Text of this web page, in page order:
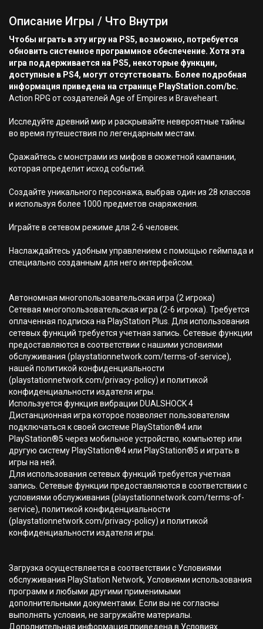
Описание Игры / Что Внутри
Чтобы играть в эту игру на PS5, возможно, потребуется
обновить системное программное обеспечение. Хотя эта
игра поддерживается на PS5, некоторые функции,
доступные в PS4, могут отсутствовать. Более подробная
информация приведена на странице PlayStation.com/bc.
Action RPG от создателей Age of Empires и Braveheart.
Исследуйте древний мир и раскрывайте невероятные тайны
во время путешествия по легендарным местам.
Сражайтесь с монстрами из мифов в сюжетной кампании,
которая определит исход событий.
Создайте уникального персонажа, выбрав один из 28 классов
и используя более 1000 предметов снаряжения.
Играйте в сетевом режиме для 2-6 человек.
Наслаждайтесь удобным управлением с помощью геймпада и
специально созданным для него интерфейсом.
Автономная многопользовательская игра (2 игрока)
Сетевая многопользовательская игра (2-6 игрока). Требуется
оплаченная подписка на PlayStation Plus. Для использования
сетевых функций требуется учетная запись. Сетевые функции
предоставляются в соответствии с нашими условиями
обслуживания (playstationnetwork.com/terms-of-service),
нашей политикой конфиденциальности
(playstationnetwork.com/privacy-policy) и политикой
конфиденциальности издателя игры.
Используется функция вибрации DUALSHOCK 4
Дистанционная игра которое позволяет пользователям
подключаться к своей системе PlayStation®4 или
PlayStation®5 через мобильное устройство, компьютер или
другую систему PlayStation®4 или PlayStation®5 и играть в
игры на ней.
Для использования сетевых функций требуется учетная
запись. Сетевые функции предоставляются в соответствии с
условиями обслуживания (playstationnetwork.com/terms-of-
service), политикой конфиденциальности
(playstationnetwork.com/privacy-policy) и политикой
конфиденциальности издателя игры.
Загрузка осуществляется в соответствии с Условиями
обслуживания PlayStation Network, Условиями использования
программ и любыми другими применимыми
дополнительными документами. Если вы не согласны
выполнять условия, не загружайте материалы.
Дополнительная информация приведена в Условиях